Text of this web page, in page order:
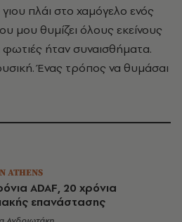
πλάι στο χαμόγελο ενός
μου θυμίζει όλους εκείνους
ήταν συναισθήματα.
Ένας τρόπος να θυμάσαι
ATHENS
ADAF, 20 χρόνια
επανάστασης